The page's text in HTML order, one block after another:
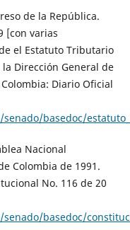
de la República.
[con varias
el Estatuto Tributario
Dirección General de
Diario Oficial
basedoc/
Nacional
Colombia de 1991.
No. 116 de 20
basedoc/